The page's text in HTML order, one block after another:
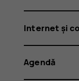
Internet și
Agendă